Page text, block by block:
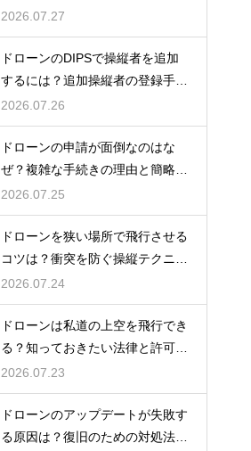
ント
2026.07.27
ドローンのDIPSで操縦者を追加
するには？追加操縦者の登録手順
を解説
2026.07.26
ドローンの申請が面倒なのはな
ぜ？複雑な手続きの理由と簡略化
の動向
2026.07.25
ドローンを狭い場所で飛行させる
コツは？衝突を防ぐ操縦テクニッ
クを解説
2026.07.24
ドローンは私道の上空を飛行でき
る？知っておきたい法律と許可の
ルール
2026.07.23
ドローンのアップデートが失敗す
る原因は？復旧のための対処法を